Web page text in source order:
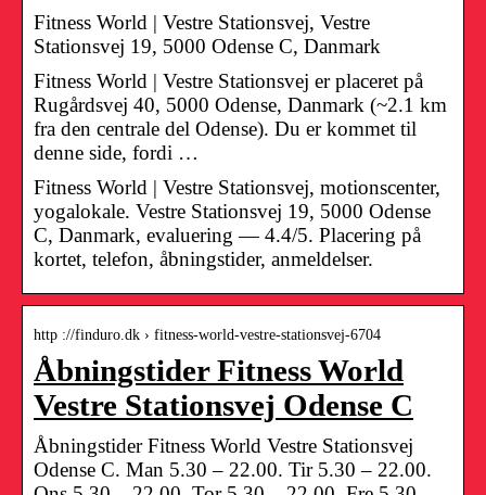
Fitness World | Vestre Stationsvej, Vestre
Stationsvej 19, 5000 Odense C, Danmark
Fitness World | Vestre Stationsvej er placeret på
Rugårdsvej 40, 5000 Odense, Danmark (~2.1 km
fra den centrale del Odense). Du er kommet til
denne side, fordi …
Fitness World | Vestre Stationsvej, motionscenter,
yogalokale. Vestre Stationsvej 19, 5000 Odense
C, Danmark, evaluering — 4.4/5. Placering på
kortet, telefon, åbningstider, anmeldelser.
http ://finduro.dk › fitness-world-vestre-stationsvej-6704
Åbningstider Fitness World
Vestre Stationsvej Odense C
Åbningstider Fitness World Vestre Stationsvej
Odense C. Man 5.30 – 22.00. Tir 5.30 – 22.00.